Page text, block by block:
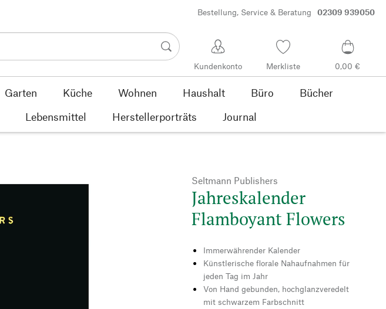
Bestellung, Service & Beratung 02309 939050
Kundenkonto Merkliste 0,00 €
Garten Küche Wohnen Haushalt Büro
Bücher
Lebensmittel Herstellerporträts Journal
Seltmann Publishers
Jahreskalender
Flamboyant Flowers
Immerwährender Kalender
Künstlerische florale Nahaufnahmen für
jeden Tag im Jahr
Von Hand gebunden, hochglanzveredelt
mit schwarzem Farbschnitt